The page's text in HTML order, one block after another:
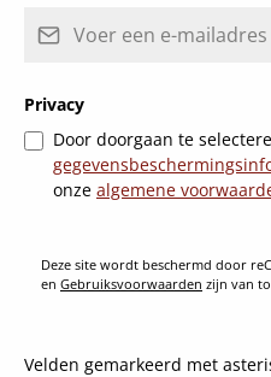
Privacy
Door doorgaan te
onze algemene
Deze site wordt beschermd door
en Gebruiksvoorwaarden zijn van
Velden gemarkeerd met